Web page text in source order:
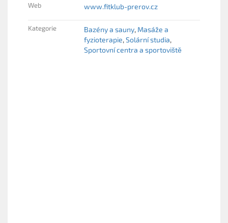
Web www.fitklub-prerov.cz
Kategorie Bazény a sauny Masáže a
fyzioterapie Solární studia
Sportovní centra a sportoviště